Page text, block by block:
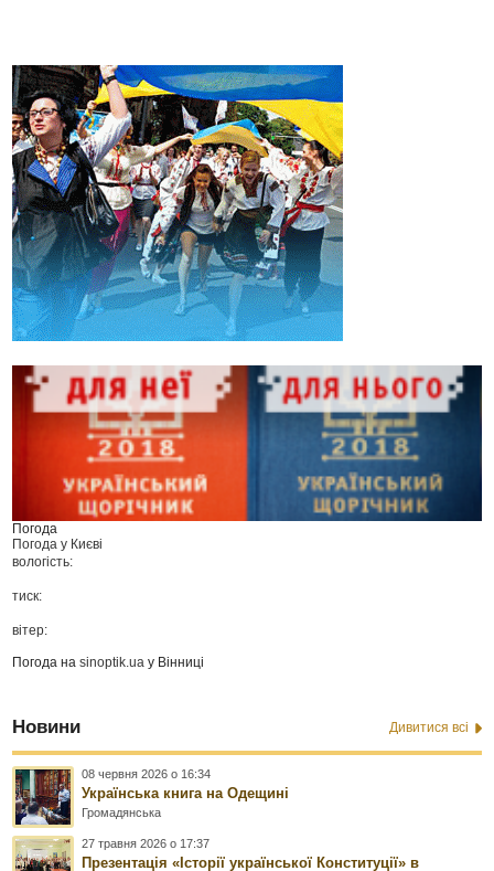
Погода
Погода у Києві
вологість:
тиск:
вітер:
Погода наsinoptik.ua у Вінниці
Новини Дивитися всі
08 червня 2026 о 16:34
Українська книга на Одещині
Громадянська
27 травня 2026 о 17:37
Презентація «Історії української Конституції» в